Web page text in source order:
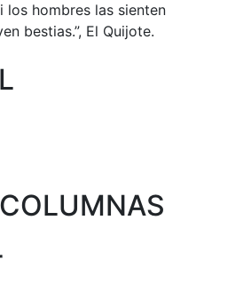
los hombres las sienten
bestias.”, El Quijote.